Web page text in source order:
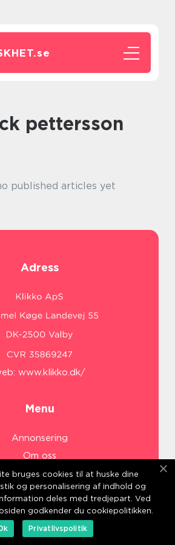
se
pettersson
published articles yet
Adress
www.klikko.dk/
Menu
Annonsering
Om oss
Cookies
Kontakta oss
Sitemap
bruges cookies til at huske dine
og personalisering af indhold og
deles med tredjepart. Ved
godkender du cookiepolitikken.
Privatlivspolitik